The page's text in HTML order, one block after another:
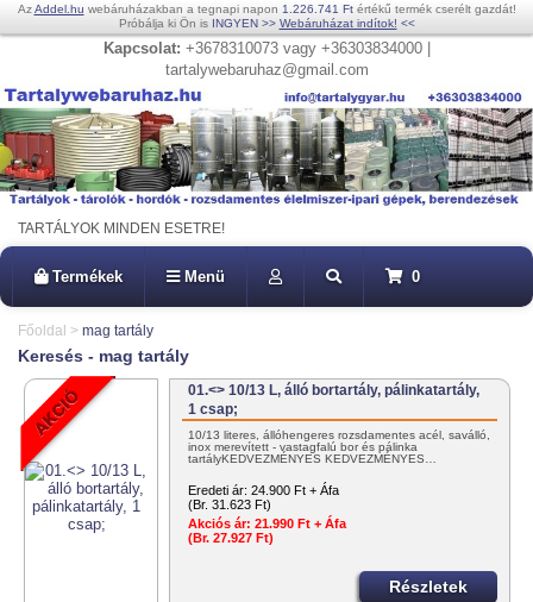
AzAddel.hu webáruházakban a tegnapi napon 1.226.741 Ftértékű termék cserélt gazdát!
Próbálja ki Ön is INGYEN >> Webáruházat indítok! <<
Kapcsolat: +3678310073 vagy +36303834000 |
tartalywebaruhaz@gmail.com
TARTÁLYOK MINDEN ESETRE!
Termékek Menü 0
Főoldal > mag tartály
Keresés - mag tartály
01.<> 10/13 L, álló bortartály, pálinkatartály,
1 csap;
10/13 literes, állóhengeres rozsdamentes acél, saválló,
inox merevített - vastagfalú bor és pálinka
tartályKEDVEZMÉNYES KEDVEZMÉNYES…
Eredeti ár: 24.900 Ft + Áfa
(Br. 31.623 Ft)
Akciós ár: 21.990 Ft + Áfa
(Br. 27.927 Ft)
Részletek